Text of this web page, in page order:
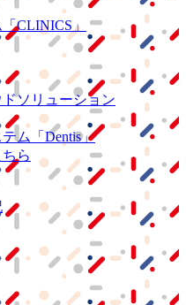
「CLINICS」
ソリューション
ム
「Dentis」
ら